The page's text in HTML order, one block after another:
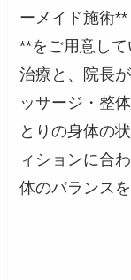
ーメイド施術**
**をご用意し
治療と、院長
ッサージ・整
とりの身体の
ィションに合
体のバランス